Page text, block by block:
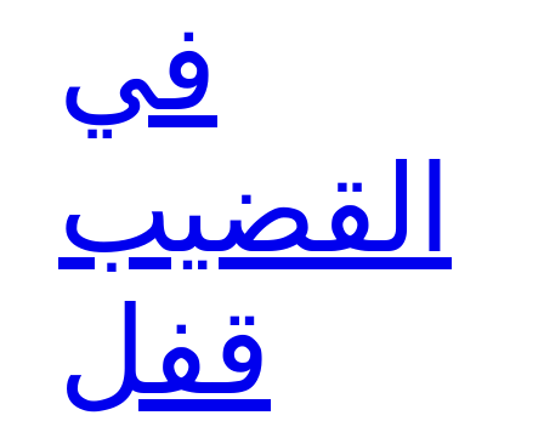
في
القضيب
قفل